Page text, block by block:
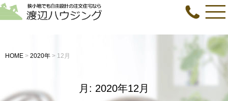
HOME > 2020年 > 12月
月: 2020年12月